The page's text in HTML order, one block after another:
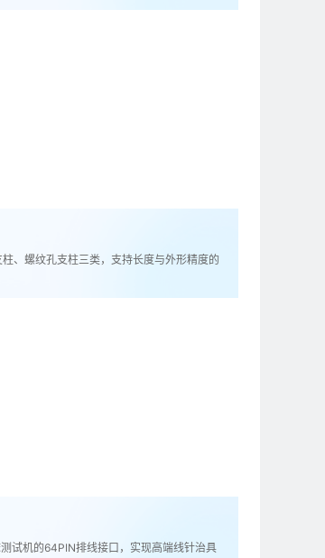
、螺纹孔支柱三类，支持长度与外形精度的
试机的64PIN排线接口，实现高端线针治具